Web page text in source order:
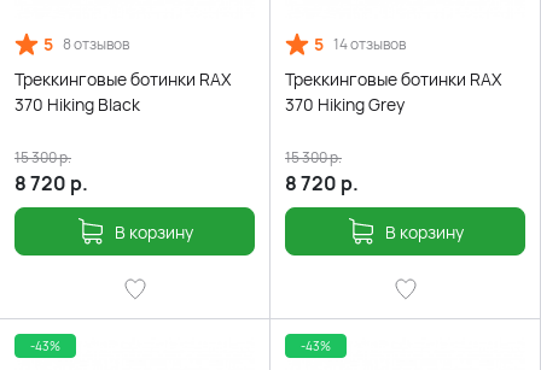
5 8 отзывов
Треккинговые ботинки RAX
370 Hiking Black
8 720 р.
15 300р.
В корзину
5 14 отзывов
Треккинговые ботинки RAX
370 Hiking Grey
8 720 р.
15 300р.
В корзину
-43% -43%